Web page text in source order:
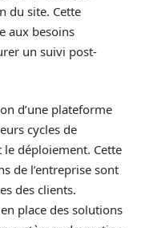
du site. Cette
aux besoins
un suivi post-
d’une plateforme
cycles de
déploiement. Cette
de l’entreprise sont
des clients.
place des solutions